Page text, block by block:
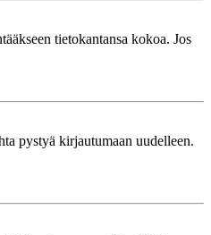
tietokantansa kokoa. Jos
pystyä kirjautumaan uudelleen.